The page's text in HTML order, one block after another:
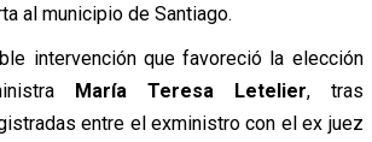
al municipio de Santiago.
intervención que favoreció la elección
María Teresa Letelier, tras
entre el exministro con el ex juez